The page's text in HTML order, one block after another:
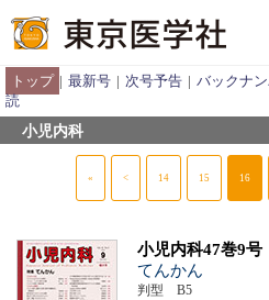
トップ | 最新号 | 次号予告 | バックナ
読
小児内科
« < 14 15 16
小児内科47巻9号
てんかん
判型 B5